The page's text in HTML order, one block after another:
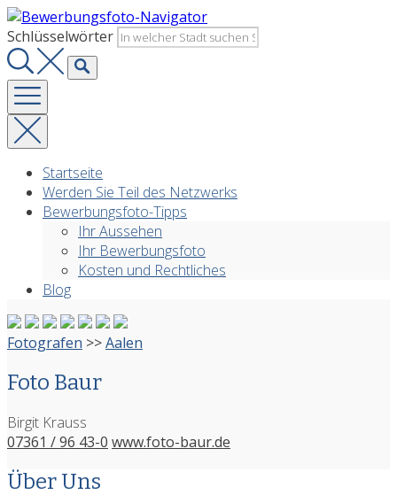
Zurück
zum
Inhalt
Schlüsselwörter
Startseite
Werden Sie Teil des Netzwerks
Bewerbungsfoto-Tipps
Ihr Aussehen
Ihr Bewerbungsfoto
Kosten und Rechtliches
Blog
Fotografen >>Aalen
Foto Baur
Birgit Krauss
07361 / 96 43-0 www.foto-baur.de
Über Uns